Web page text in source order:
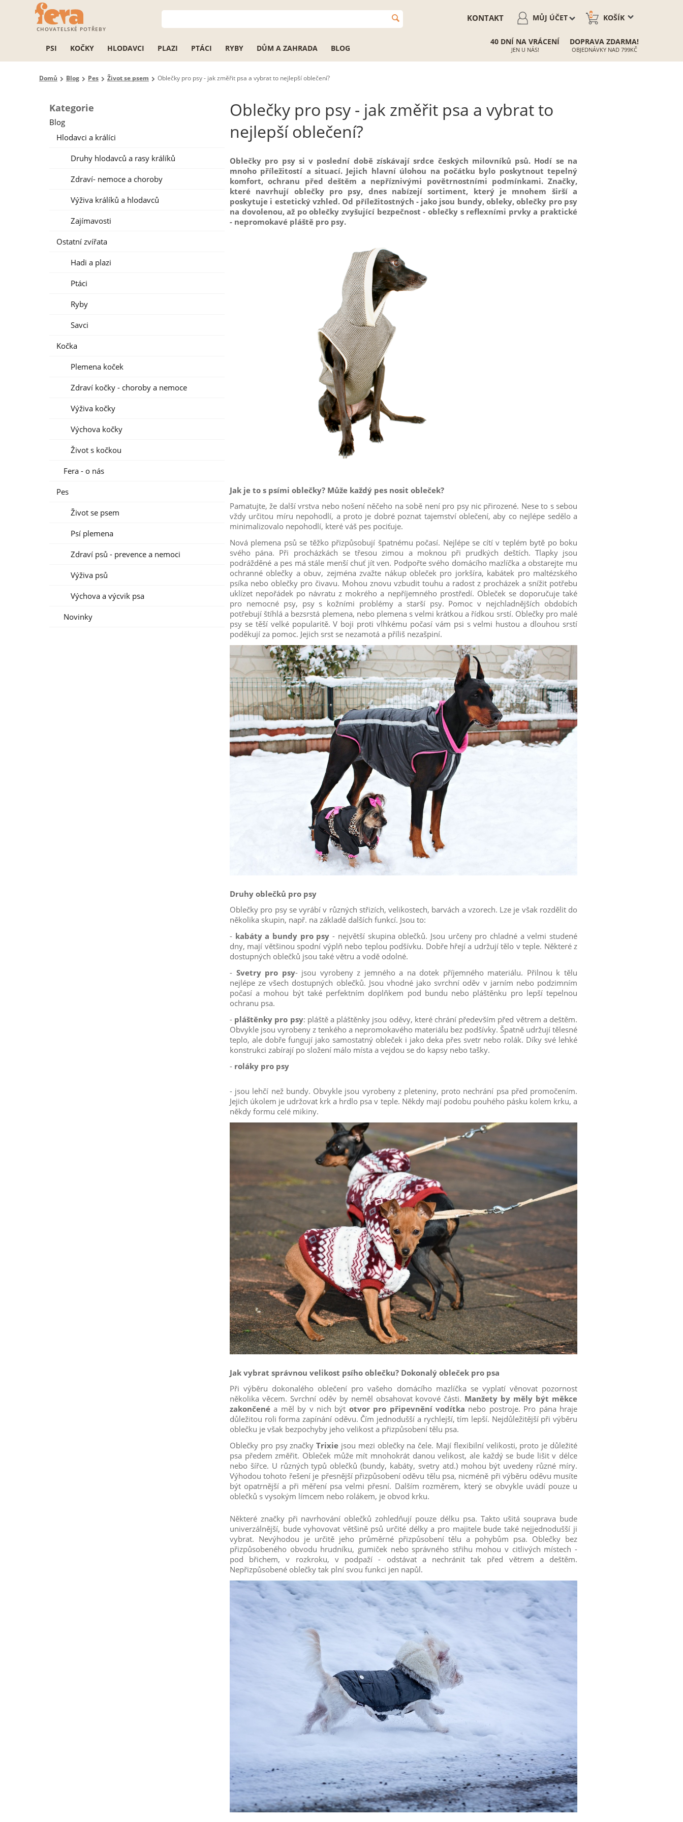
CHOVATELSKÉ POTŘEBY
KOŠÍK
0
MŮJ ÚČET
KONTAKT
PSI KOČKY HLODAVCI PLAZI PTÁCI RYBY DŮM A ZAHRADA BLOG
40 DNÍ NA VRÁCENÍ
JEN U NÁS!
DOPRAVA ZDARMA!
OBJEDNÁVKY NAD 799KČ
Domů Blog Pes Život se psem Oblečky pro psy - jak změřit psa a vybrat to nejlepší oblečení?
Kategorie
Blog
Hlodavci a králíci
Druhy hlodavců a rasy králíků
Zdraví- nemoce a choroby
Výživa králíků a hlodavců
Zajímavosti
Ostatní zvířata
Hadi a plazi
Ptáci
Ryby
Savci
Kočka
Plemena koček
Zdraví kočky - choroby a nemoce
Výživa kočky
Výchova kočky
Život s kočkou
Fera - o nás
Pes
Život se psem
Psí plemena
Zdraví psů - prevence a nemoci
Výživa psů
Výchova a výcvik psa
Novinky
Oblečky pro psy - jak změřit psa a vybrat to
nejlepší oblečení?
Oblečky pro psy si v poslední době získávají srdce českých milovníků psů. Hodí se na
mnoho příležitostí a situací. Jejich hlavní úlohou na počátku bylo poskytnout tepelný
komfort, ochranu před deštěm a nepříznivými povětrnostními podmínkami. Značky,
které navrhují oblečky pro psy, dnes nabízejí sortiment, který je mnohem širší a
poskytuje i estetický vzhled. Od příležitostných - jako jsou bundy, obleky, oblečky pro psy
na dovolenou, až po oblečky zvyšující bezpečnost - oblečky s reflexními prvky a praktické
- nepromokavé pláště pro psy.
Jak je to s psími oblečky? Může každý pes nosit obleček?
Pamatujte, že další vrstva nebo nošení něčeho na sobě není pro psy nic přirozené. Nese to s sebou
vždy určitou míru nepohodlí, a proto je dobré poznat tajemství oblečení, aby co nejlépe sedělo a
minimalizovalo nepohodlí, které váš pes pociťuje.
Nová plemena psů se těžko přizpůsobují špatnému počasí. Nejlépe se cítí v teplém bytě po boku
svého pána. Při procházkách se třesou zimou a moknou při prudkých deštích. Tlapky jsou
podrážděné a pes má stále menší chuť jít ven. Podpořte svého domácího mazlíčka a obstarejte mu
ochranné oblečky a obuv, zejména zvažte nákup obleček pro jorkšíra, kabátek pro maltézského
psíka nebo oblečky pro čivavu. Mohou znovu vzbudit touhu a radost z procházek a snížit potřebu
uklízet nepořádek po návratu z mokrého a nepříjemného prostředí. Obleček se doporučuje také
pro nemocné psy, psy s kožními problémy a starší psy. Pomoc v nejchladnějších obdobích
potřebují štíhlá a bezsrstá plemena, nebo plemena s velmi krátkou a řídkou srstí. Oblečky pro malé
psy se těší velké popularitě. V boji proti vlhkému počasí vám psi s velmi hustou a dlouhou srstí
poděkují za pomoc. Jejich srst se nezamotá a příliš nezašpiní.
Druhy oblečků pro psy
Oblečky pro psy se vyrábí v různých střizích, velikostech, barvách a vzorech. Lze je však rozdělit do
několika skupin, např. na základě dalších funkcí. Jsou to:
- kabáty a bundy pro psy - největší skupina oblečků. Jsou určeny pro chladné a velmi studené
dny, mají většinou spodní výplň nebo teplou podšívku. Dobře hřejí a udržují tělo v teple. Některé z
dostupných oblečků jsou také větru a vodě odolné.
- Svetry pro psy- jsou vyrobeny z jemného a na dotek příjemného materiálu. Přilnou k tělu
nejlépe ze všech dostupných oblečků. Jsou vhodné jako svrchní oděv v jarním nebo podzimním
počasí a mohou být také perfektním doplňkem pod bundu nebo pláštěnku pro lepší tepelnou
ochranu psa.
- pláštěnky pro psy: pláště a pláštěnky jsou oděvy, které chrání především před větrem a deštěm.
Obvykle jsou vyrobeny z tenkého a nepromokavého materiálu bez podšívky. Špatně udržují tělesné
teplo, ale dobře fungují jako samostatný obleček i jako deka přes svetr nebo rolák. Díky své lehké
konstrukci zabírají po složení málo místa a vejdou se do kapsy nebo tašky.
- roláky pro psy
- jsou lehčí než bundy. Obvykle jsou vyrobeny z pleteniny, proto nechrání psa před promočením.
Jejich úkolem je udržovat krk a hrdlo psa v teple. Někdy mají podobu pouhého pásku kolem krku, a
někdy formu celé mikiny.
Jak vybrat správnou velikost psího oblečku? Dokonalý obleček pro psa
Při výběru dokonalého oblečení pro vašeho domácího mazlíčka se vyplatí věnovat pozornost
několika věcem. Svrchní oděv by neměl obsahovat kovové části. Manžety by měly být měkce
zakončené a měl by v nich být otvor pro připevnění vodítka nebo postroje. Pro pána hraje
důležitou roli forma zapínání oděvu. Čím jednodušší a rychlejší, tím lepší. Nejdůležitější při výběru
oblečku je však bezpochyby jeho velikost a přizpůsobení tělu psa.
Oblečky pro psy značkyTrixie jsou mezi oblečky na čele. Mají flexibilní velikosti, proto je důležité
psa předem změřit. Obleček může mít mnohokrát danou velikost, ale každý se bude lišit v délce
nebo šířce. U různých typů oblečků (bundy, kabáty, svetry atd.) mohou být uvedeny různé míry.
Výhodou tohoto řešení je přesnější přizpůsobení oděvu tělu psa, nicméně při výběru oděvu musíte
být opatrnější a při měření psa velmi přesní. Dalším rozměrem, který se obvykle uvádí pouze u
oblečků s vysokým límcem nebo rolákem, je obvod krku.
Některé značky při navrhování oblečků zohledňují pouze délku psa. Takto ušitá souprava bude
univerzálnější, bude vyhovovat většině psů určité délky a pro majitele bude také nejjednodušší ji
vybrat. Nevýhodou je určitě jeho průměrné přizpůsobení tělu a pohybům psa. Oblečky bez
přizpůsobeného obvodu hrudníku, gumiček nebo správného střihu mohou v citlivých místech -
pod břichem, v rozkroku, v podpaží - odstávat a nechránit tak před větrem a deštěm.
Nepřizpůsobené oblečky tak plní svou funkci jen napůl.